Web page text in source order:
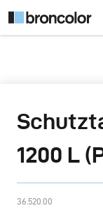
1200 L
36.520.00